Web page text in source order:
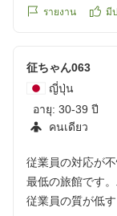
ハイと言われ、
え、確認して、
署名まで。手続
段取り悪く残念
でも、また利用
クチコミの詳細
https://
รายงาน มี
征ちゃん063
ญี่ปุ่น
อายุ: 30-39 ปี
คนเดียว
従業員の対応が
最低の旅館です。
従業員の質が低